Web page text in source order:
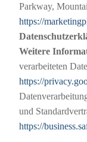
Parkway,
https://
Weitere
verarbeiteten
https://
und
https://